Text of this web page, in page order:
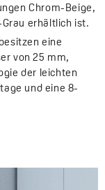
Chrom-Beige,
erhältlich ist.
eine
von 25 mm,
der leichten
und eine 8-